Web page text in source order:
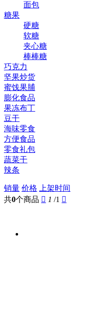
面包
糖果
硬糖
软糖
夹心糖
棒棒糖
巧克力
坚果炒货
蜜饯果脯
膨化食品
果冻布丁
豆干
海味零食
方便食品
零食礼包
蔬菜干
辣条
销量 价格 上架时间
共0个商品  1 /1 